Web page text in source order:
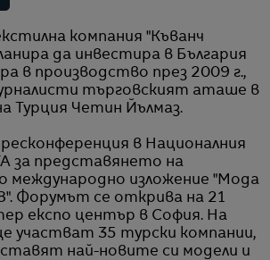
да инвестира в България
в производство през 2009 г.,
търговският аташе в
Турция Четин Йълмаз.
в Националния
за представянето на
изложение "Мода
Форумът се открива на 21
експо център в София. На
участват 35 турски компании,
най-новите си модели и